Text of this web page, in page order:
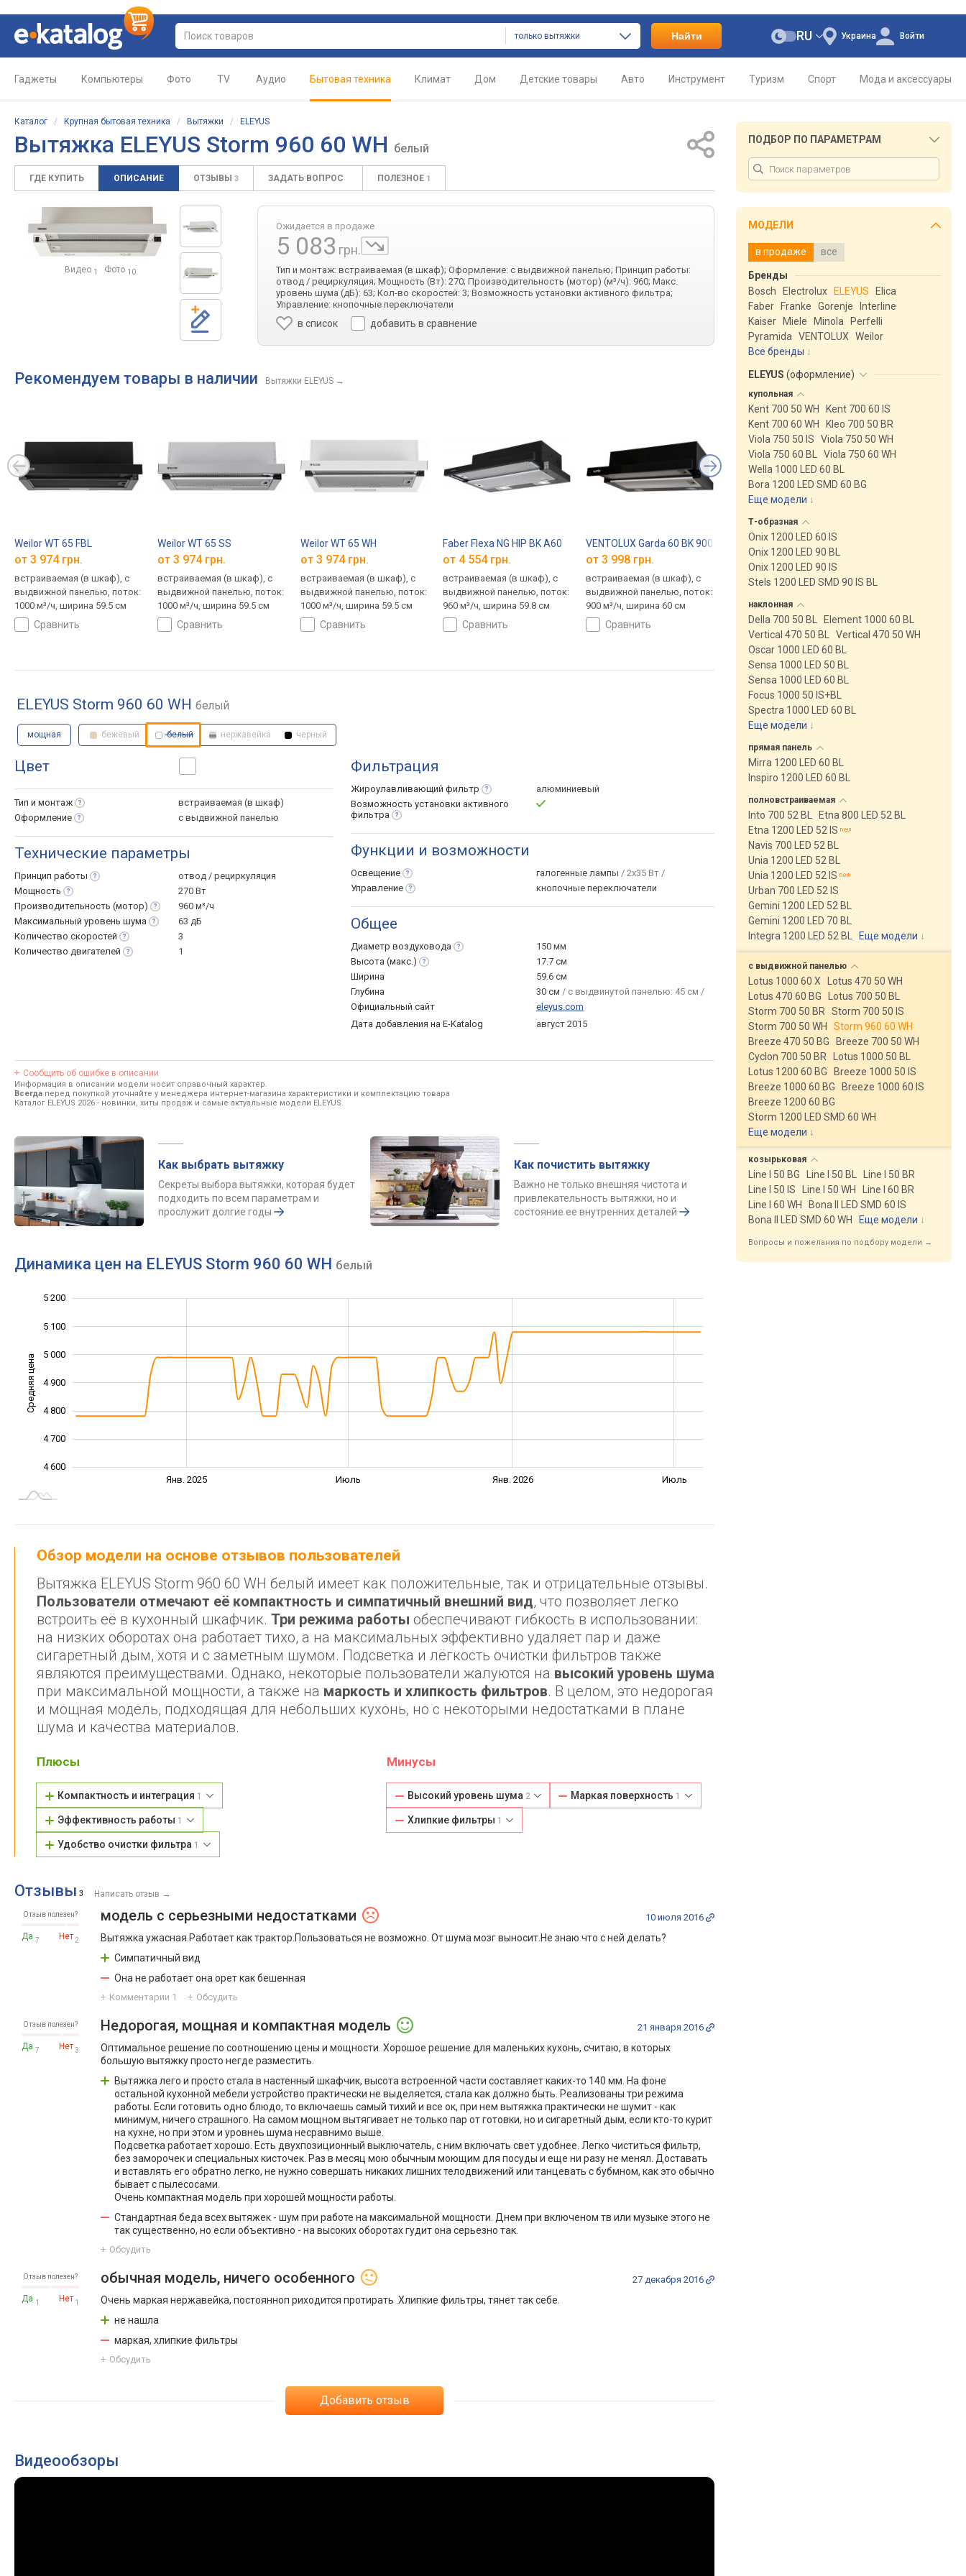
только вытяжки Найти Украина
RU Войти
Гаджеты Компьютеры Фото TV Аудио Бытовая техника Климат Дом Детские товары Авто Инструмент Туризм Спорт Мода и аксессуары
Каталог / Крупная бытовая техника / Вытяжки / ELEYUS
Вытяжка ELEYUS Storm 960 60 WH белый
ГДЕ КУПИТЬ ОПИСАНИЕ ОТЗЫВЫ 3 ЗАДАТЬ ВОПРОС ПОЛЕЗНОЕ 1
Видео 1 Фото 10
Ожидается в продаже
5 083 грн.
Тип и монтаж: встраиваемая (в шкаф); Оформление: с выдвижной панелью; Принцип работы:
отвод / рециркуляция; Мощность (Вт): 270; Производительность (мотор) (м³/ч): 960; Макс.
уровень шума (дБ): 63; Кол-во скоростей: 3; Возможность установки активного фильтра;
Управление: кнопочные переключатели
в список добавить в сравнение
Рекомендуем товары в наличии Вытяжки ELEYUS →
Weilor WT 65 FBL
от 3 974 грн.
встраиваемая (в шкаф), с
выдвижной панелью, поток:
1000 м³/ч, ширина 59.5 см
сравнить
Weilor WT 65 SS
от 3 974 грн.
встраиваемая (в шкаф), с
выдвижной панелью, поток:
1000 м³/ч, ширина 59.5 см
сравнить
Weilor WT 65 WH
от 3 974 грн.
встраиваемая (в шкаф), с
выдвижной панелью, поток:
1000 м³/ч, ширина 59.5 см
сравнить
Faber Flexa NG HIP BK A60
от 4 554 грн.
встраиваемая (в шкаф), с
выдвижной панелью, поток:
960 м³/ч, ширина 59.8 см
сравнить
VENTOLUX Garda 60 BK 900 LED
от 3 998 грн.
встраиваемая (в шкаф), с
выдвижной панелью, поток:
900 м³/ч, ширина 60 см
сравнить
Faber Flexa NG HIP W A60
от 4 429 грн.
встраиваемая (в шкаф), с
960 м³/ч, ширина 59.8 см
сравнить
встраиваемая (в
сравнить
ELEYUS Storm 960 60 WH белый
мощная бежевый белый нержавейка черный
Цвет
Тип и монтаж
встраиваемая (в шкаф)
Оформление
с выдвижной панелью
Технические параметры
Принцип работы
отвод / рециркуляция
Мощность
270 Вт
Производительность (мотор)
960 м³/ч
Максимальный уровень шума
63 дБ
Количество скоростей
3
Количество двигателей 1
Фильтрация
Жироулавливающий фильтр
алюминиевый
Возможность установки активного
фильтра
Функции и возможности
Освещение галогенные лампы / 2x35 Вт /
Управление
кнопочные переключатели
Общее
Диаметр воздуховода
150 мм
Высота (макс.)
17.7 см
Ширина
59.6 см
Глубина
30 см / с выдвинутой панелью: 45 см /
Официальный сайт
eleyus.com
Дата добавления на E-Katalog
август 2015
Сообщить об ошибке в описании
Информация в описании модели носит справочный характер.
Всегда перед покупкой уточняйте у менеджера интернет-магазина характеристики и комплектацию товара
Каталог ELEYUS 2026 - новинки, хиты продаж и самые актуальные модели ELEYUS.
Как выбрать вытяжку
Секреты выбора вытяжки, которая будет
подходить по всем параметрам и
прослужит долгие годы
Как почистить вытяжку
Важно не только внешняя чистота и
привлекательность вытяжки, но и
состояние ее внутренних деталей
Динамика цен на ELEYUS Storm 960 60 WH белый
Средняя цена 4 600
4 600
4 700
4 800
4 900
5 000
5 100
5 200
Янв. 2025 Июль Янв. 2026 Июль
Обзор модели на основе отзывов пользователей
Вытяжка ELEYUS Storm 960 60 WH белый имеет как положительные, так и отрицательные отзывы.
Пользователи отмечают её компактность и симпатичный внешний вид, что позволяет легко
встроить её в кухонный шкафчик. Три режима работы обеспечивают гибкость в использовании:
на низких оборотах она работает тихо, а на максимальных эффективно удаляет пар и даже
сигаретный дым, хотя и с заметным шумом. Подсветка и лёгкость очистки фильтров также
являются преимуществами. Однако, некоторые пользователи жалуются на высокий уровень шума
при максимальной мощности, а также на маркость и хлипкость фильтров. В целом, это недорогая
и мощная модель, подходящая для небольших кухонь, но с некоторыми недостатками в плане
шума и качества материалов.
Плюсы
Компактность и интеграция 1
Эффективность работы 1
Удобство очистки фильтра 1
Минусы
Высокий уровень шума 2 Маркая поверхность 1
Хлипкие фильтры 1
Отзывы 3 Написать отзыв →
Отзыв полезен?
Да 7 Нет 2
модель с серьезными недостатками 10 июля 2016
Вытяжка ужасная.Работает как трактор.Пользоваться не возможно. От шума мозг выносит.Не знаю что с ней делать?
Симпатичный вид
Она не работает она орет как бешенная
Комментарии 1 Обсудить
Отзыв полезен?
Да 7 Нет 3
Недорогая, мощная и компактная модель 21 января 2016
Оптимальное решение по соотношению цены и мощности. Хорошое решение для маленьких кухонь, считаю, в которых
большую вытяжку просто негде разместить.
Вытяжка лего и просто стала в настенный шкафчик, высота встроенной части составляет каких-то 140 мм. На фоне
остальной кухонной мебели устройство практически не выделяется, стала как должно быть. Реализованы три режима
работы. Если готовить одно блюдо, то включаешь самый тихий и все ок, при нем вытяжка практически не шумит - как
минимум, ничего страшного. На самом мощном вытягивает не только пар от готовки, но и сигаретный дым, если кто-то курит
на кухне, но при этом и уровнеь шума несравнимо выше.
Подсветка работает хорошо. Есть двухпозиционный выключатель, с ним включать свет удобнее. Легко чиститься фильтр,
без заморочек и специальных кисточек. Раз в месяц мою обычным моющим для посуды и еще ни разу не менял. Доставать
и вставлять его обратно легко, не нужно совершать никаких лишних телодвижений или танцевать с бубмном, как это обычно
бывает с пылесосами.
Очень компактная модель при хорошей мощности работы.
Стандартная беда всех вытяжек - шум при работе на максимальной мощности. Днем при включеном тв или музыке этого не
так существенно, но если объективно - на высоких оборотах гудит она серьезно так.
Обсудить
Отзыв полезен?
Да 1 Нет 1
обычная модель, ничего особенного 27 декабря 2016
Очень маркая нержавейка, постоянноп риходится протирать .Хлипкие фильтры, тянет так себе.
не нашла
маркая, хлипкие фильтры
Обсудить
Добавить отзыв
Видеообзоры
ПОДБОР ПО ПАРАМЕТРАМ
МОДЕЛИ
в продаже все
Бренды
Bosch
Electrolux ELEYUS
Elica
Faber
Franke Gorenje
Interline
Kaiser
Miele Minola
Perfelli
Pyramida
VENTOLUX
Weilor
Все бренды
ELEYUS (оформление)
купольная
Kent 700 50 WH
Kent 700 60 IS
Kent 700 60 WH
Kleo 700 50 BR
Viola 750 50 IS
Viola 750 50 WH
Viola 750 60 BL
Viola 750 60 WH
Wella 1000 LED 60 BL
Bora 1200 LED SMD 60 BG
Еще модели ↓
Т-образная
Onix 1200 LED 60 IS
Onix 1200 LED 90 BL
Onix 1200 LED 90 IS
Stels 1200 LED SMD 90 IS BL
наклонная
Della 700 50 BL
Element 1000 60 BL
Vertical 470 50 BL
Vertical 470 50 WH
Oscar 1000 LED 60 BL
Sensa 1000 LED 50 BL
Sensa 1000 LED 60 BL
Focus 1000 50 IS+BL
Spectra 1000 LED 60 BL
Еще модели ↓
прямая панель
Mirra 1200 LED 60 BL
Inspiro 1200 LED 60 BL
полновстраиваемая
Into 700 52 BL
Etna 800 LED 52 BL
Etna 1200 LED 52 IS
Navis 700 LED 52 BL
Unia 1200 LED 52 BL
Unia 1200 LED 52 IS
Urban 700 LED 52 IS
Gemini 1200 LED 52 BL
Gemini 1200 LED 70 BL
Integra 1200 LED 52 BL
Еще модели ↓
с выдвижной панелью
Lotus 1000 60 X
Lotus 470 50 WH
Lotus 470 60 BG
Lotus 700 50 BL
Storm 700 50 BR
Storm 700 50 IS
Storm 700 50 WH
Storm 960 60 WH
Breeze 470 50 BG
Breeze 700 50 WH
Cyclon 700 50 BR
Lotus 1000 50 BL
Lotus 1200 60 BG
Breeze 1000 50 IS
Breeze 1000 60 BG
Breeze 1000 60 IS
Breeze 1200 60 BG
Storm 1200 LED SMD 60 WH
Еще модели ↓
козырьковая
Line I 50 BG Line I 50 BL
Line I 50 BR
Line I 50 IS
Line I 50 WH
Line I 60 BR
Line I 60 WH
Bona II LED SMD 60 IS
Bona II LED SMD 60 WH
Еще модели ↓
Вопросы и пожелания по подбору модели →